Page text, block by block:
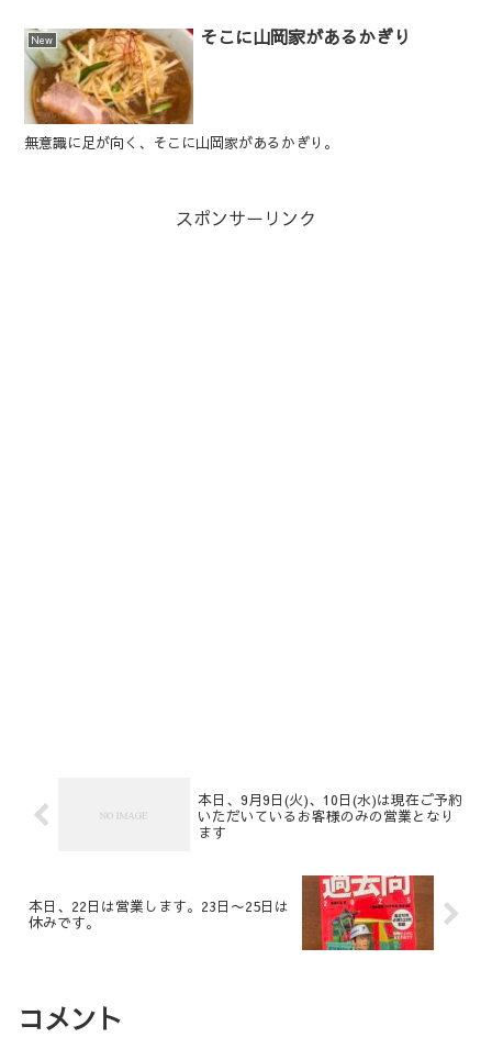
New そこに山岡家があるかぎり
無意識に足が向く、そこに山岡家があるかぎり。
スポンサーリンク
本日、9月9日(火)、10日(水)は現在ご予約
いただいているお客様のみの営業となり
ます
本日、22日は営業します。23日〜25日は
休みです。
コメント